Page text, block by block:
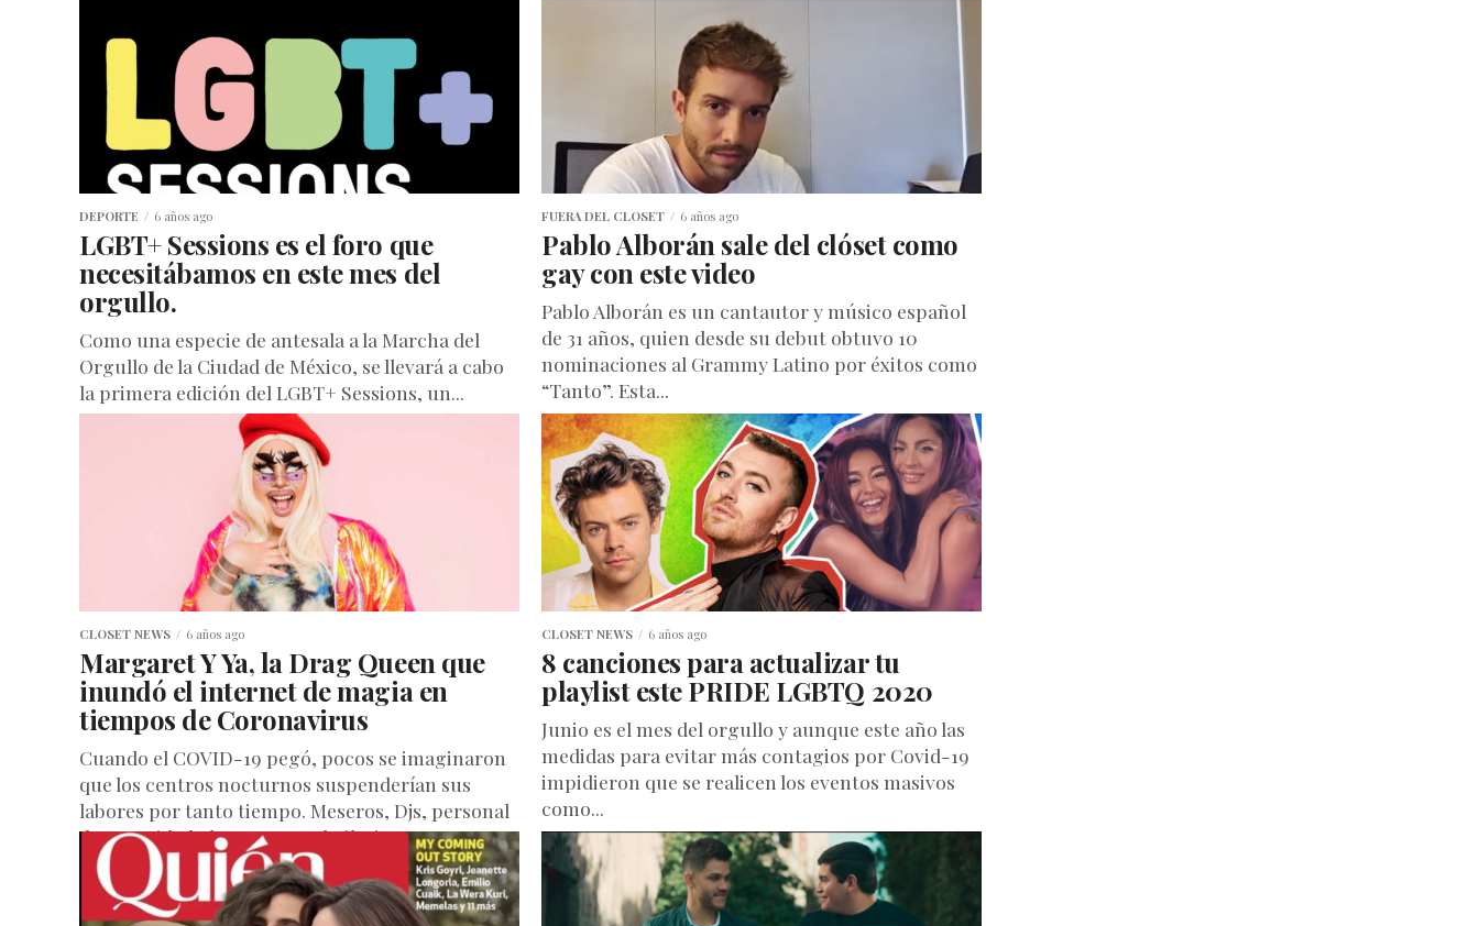
DEPORTE 6 años ago
LGBT+ Sessions es el foro que
necesitábamos en este mes del
orgullo.
Como una especie de antesala a la Marcha del
Orgullo de la Ciudad de México, se llevará a cabo
la primera edición del LGBT+ Sessions, un...
FUERA DEL CLOSET 6 años ago
Pablo Alborán sale del clóset como
gay con este video
Pablo Alborán es un cantautor y músico español
de 31 años, quien desde su debut obtuvo 10
nominaciones al Grammy Latino por éxitos como
“Tanto”. Esta...
CLOSET NEWS 6 años ago
Margaret Y Ya, la Drag Queen que
inundó el internet de magia en
tiempos de Coronavirus
Cuando el COVID-19 pegó, pocos se imaginaron
que los centros nocturnos suspenderían sus
labores por tanto tiempo. Meseros, Djs, personal
de seguridad, drag queens, bailarines, un...
CLOSET NEWS 6 años ago
8 canciones para actualizar tu
playlist este PRIDE LGBTQ 2020
Junio es el mes del orgullo y aunque este año las
medidas para evitar más contagios por Covid-19
impidieron que se realicen los eventos masivos
como...